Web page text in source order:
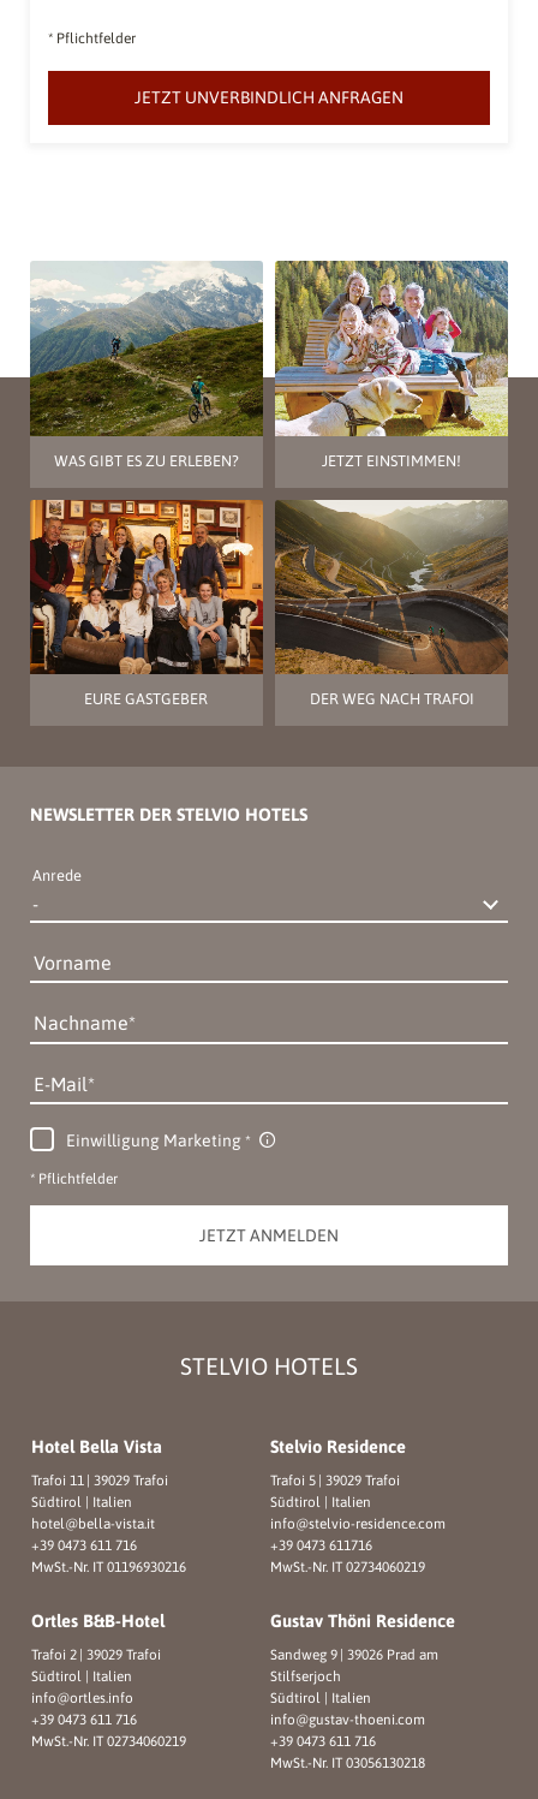
* Pflichtfelder
JETZT UNVERBINDLICH ANFRAGEN
WAS GIBT ES ZU ERLEBEN? JETZT EINSTIMMEN!
EURE GASTGEBER DER WEG NACH TRAFOI
STELVIO HOTELS
Hotel Bella Vista
Trafoi 11 | 39029 Trafoi
Südtirol | Italien
hotel@bella-vista.it
+39 0473 611 716
MwSt.-Nr. IT 01196930216
Stelvio Residence
Trafoi 5 | 39029 Trafoi
Südtirol | Italien
info@stelvio-residence.com
+39 0473 611716
MwSt.-Nr. IT 02734060219
Ortles B&B-Hotel
Trafoi 2 | 39029 Trafoi
Südtirol | Italien
info@ortles.info
+39 0473 611 716
MwSt.-Nr. IT 02734060219
Gustav Thöni Residence
Sandweg 9 | 39026 Prad am
Stilfserjoch
Südtirol | Italien
info@gustav-thoeni.com
+39 0473 611 716
MwSt.-Nr. IT 03056130218
NEWSLETTER DER STELVIO HOTELS
Anrede
Vorname
Nachname
E-Mail
Einwilligung Marketing
* Pflichtfelder
JETZT ANMELDEN